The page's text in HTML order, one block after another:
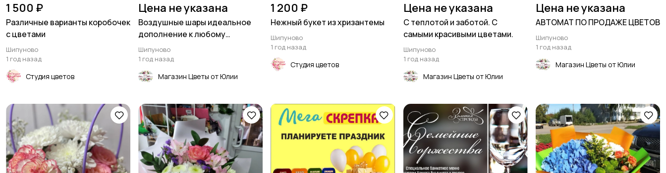
1 500 ₽
Различные варианты коробочек
с цветами
Шипуново
1 год назад
Студия цветов
Цена не указана
Воздушные шары идеальное
дополнение к любому
мероприятию
Шипуново
1 год назад
Магазин Цветы от Юлии
1 200 ₽
Нежный букет из хризантемы
Шипуново
1 год назад
Студия цветов
Цена не указана
С теплотой и заботой. С
самыми красивыми цветами.
Шипуново
1 год назад
Магазин Цветы от Юлии
Цена не указана
АВТОМАТ ПО ПРОДАЖЕ ЦВЕТОВ
Шипуново
1 год назад
Магазин Цветы от Юлии